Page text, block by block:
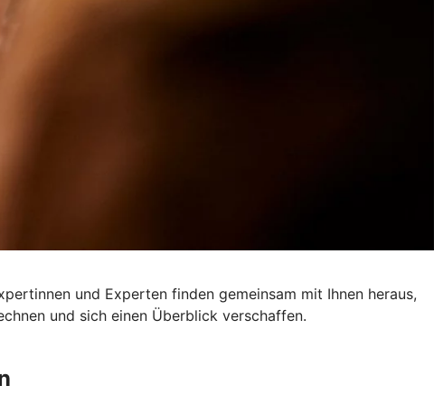
und Experten finden gemeinsam mit Ihnen heraus,
und sich einen Überblick verschaffen.